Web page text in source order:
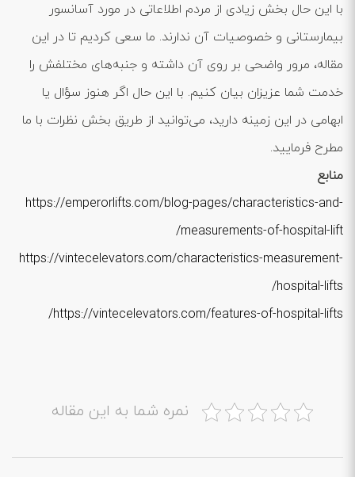
با این حال بخش زیادی از مردم اطلاعاتی در مورد آسانسور
بیمارستانی و خصوصیات آن ندارند. ما سعی کردیم تا در این
مقاله، مرور واضحی بر روی آن داشته و جنبه‌های مختلفش را
خدمت شما عزیزان بیان کنیم. با این حال اگر هنوز سؤال یا
ابهامی در این زمینه دارید، می‌توانید از طریق بخش نظرات با ما
مطرح فرمایید.
منابع
https://emperorlifts.com/blog-pages/characteristics-and-
measurements-of-hospital-lift/
https://vintecelevators.com/characteristics-measurement-
hospital-lifts/
https://vintecelevators.com/features-of-hospital-lifts/
نمره شما به این مقاله